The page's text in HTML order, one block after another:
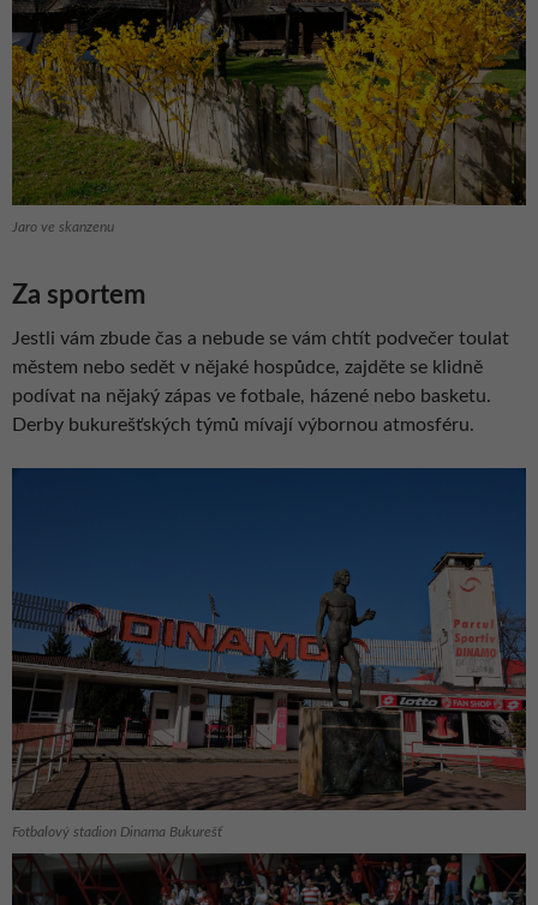
Jaro ve skanzenu
Za sportem
Jestli vám zbude čas a nebude se vám chtít podvečer toulat
městem nebo sedět v nějaké hospůdce, zajděte se klidně
podívat na nějaký zápas ve fotbale, házené nebo basketu.
Derby bukurešťských týmů mívají výbornou atmosféru.
Fotbalový stadion Dinama Bukurešť